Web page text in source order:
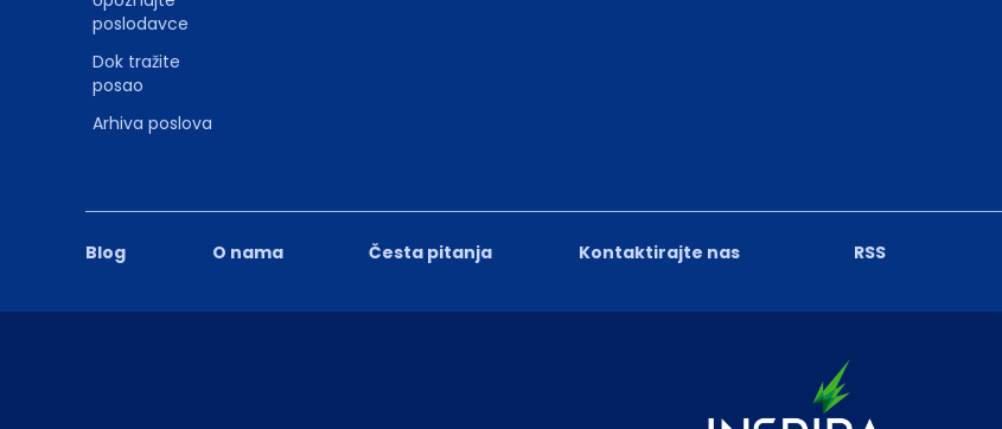
Blog O nama Česta pitanja Kontaktirajte nas RSS
poslodavce
Dok tražite
posao
Arhiva poslova